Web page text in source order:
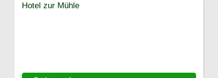
Hotel zur Mühle